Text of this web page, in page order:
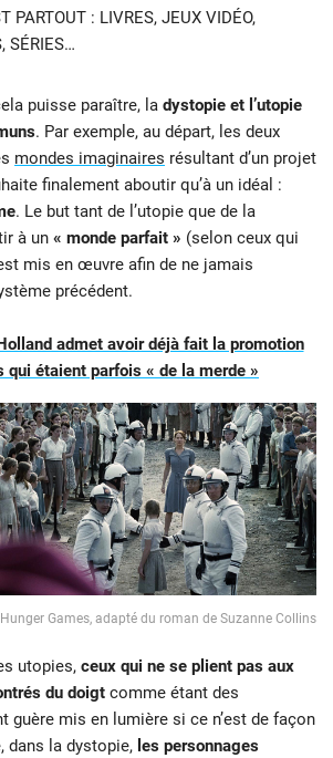
PARTOUT : LIVRES, JEUX VIDÉO,
SÉRIES…
puisse paraître, la dystopie et l’utopie
. Par exemple, au départ, les deux
mondes imaginaires résultant d’un projet
finalement aboutir qu’à un idéal :
. Le but tant de l’utopie que de la
à un « monde parfait » (selon ceux qui
mis en œuvre afin de ne jamais
précédent.
admet avoir déjà fait la promotion
qui étaient parfois « de la merde »
Games, adapté du roman de Suzanne Collins
utopies, ceux qui ne se plient pas aux
du doigt comme étant des
guère mis en lumière si ce n’est de façon
dans la dystopie, les personnages